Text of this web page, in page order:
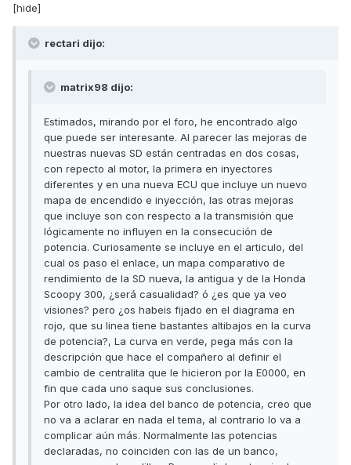
[hide]
rectari dijo:
matrix98 dijo:
Estimados, mirando por el foro, he encontrado algo
que puede ser interesante. Al parecer las mejoras de
nuestras nuevas SD están centradas en dos cosas,
con repecto al motor, la primera en inyectores
diferentes y en una nueva ECU que incluye un nuevo
mapa de encendido e inyección, las otras mejoras
que incluye son con respecto a la transmisión que
lógicamente no influyen en la consecución de
potencia. Curiosamente se incluye en el articulo, del
cual os paso el enlace, un mapa comparativo de
rendimiento de la SD nueva, la antigua y de la Honda
Scoopy 300, ¿será casualidad? ó ¿es que ya veo
visiones? pero ¿os habeis fijado en el diagrama en
rojo, que su linea tiene bastantes altibajos en la curva
de potencia?, La curva en verde, pega más con la
descripción que hace el compañero al definir el
cambio de centralita que le hicieron por la E0000, en
fin que cada uno saque sus conclusiones.
Por otro lado, la idea del banco de potencia, creo que
no va a aclarar en nada el tema, al contrario lo va a
complicar aún más. Normalmente las potencias
declaradas, no coinciden con las de un banco,